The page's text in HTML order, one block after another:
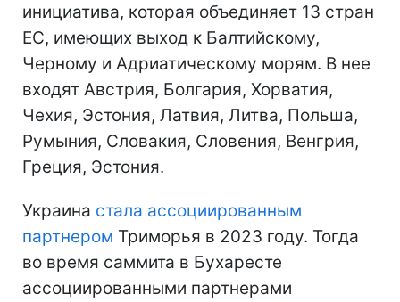
инициатива, которая объединяет 13 стран
ЕС, имеющих выход к Балтийскому,
Черному и Адриатическому морям. В нее
входят Австрия, Болгария, Хорватия,
Чехия, Эстония, Латвия, Литва, Польша,
Румыния, Словакия, Словения, Венгрия,
Греция, Эстония.
Украина стала ассоциированным
партнером Триморья в 2023 году. Тогда
во время саммита в Бухаресте
ассоциированными партнерами